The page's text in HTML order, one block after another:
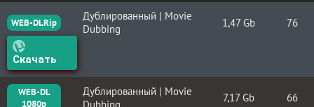
WEB-DLRip
Дублированный | Movie
Dubbing
1,47 Gb 76
Скачать
WEB-DL
1080p
Дублированный | Movie
Dubbing
7,17 Gb 66